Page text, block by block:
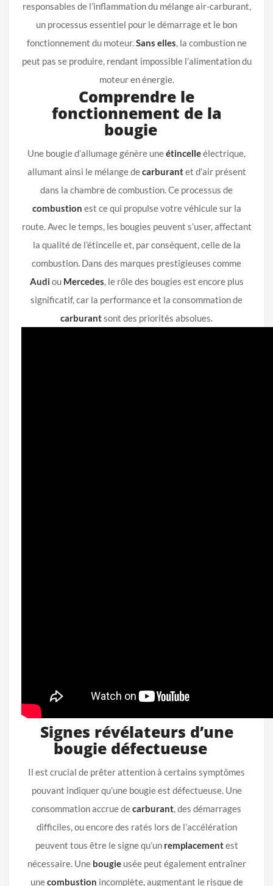
responsables de l’inflammation du mélange air-carburant,
un processus essentiel pour le démarrage et le bon
fonctionnement du moteur.Sans elles, la combustion ne
peut pas se produire, rendant impossible l’alimentation du
moteur en énergie.
Comprendre le
fonctionnement de la
bougie
Une bougie d’allumage génère uneétincelleélectrique,
allumant ainsi le mélange decarburantet d’air présent
dans la chambre de combustion. Ce processus de
combustion est ce qui propulse votre véhicule sur la
route. Avec le temps, les bougies peuvent s’user, affectant
la qualité de l’étincelle et, par conséquent, celle de la
combustion. Dans des marques prestigieuses comme
Audi ou Mercedes, le rôle des bougies est encore plus
significatif, car la performance et la consommation de
carburantsont des priorités absolues.
Signes révélateurs d’une
bougie défectueuse
Il est crucial de prêter attention à certains symptômes
pouvant indiquer qu’une bougie est défectueuse. Une
consommation accrue decarburant, des démarrages
difficiles, ou encore des ratés lors de l’accélération
peuvent tous être le signe qu’un remplacementest
nécessaire. Une bougieusée peut également entraîner
unecombustion incomplète, augmentant le risque de